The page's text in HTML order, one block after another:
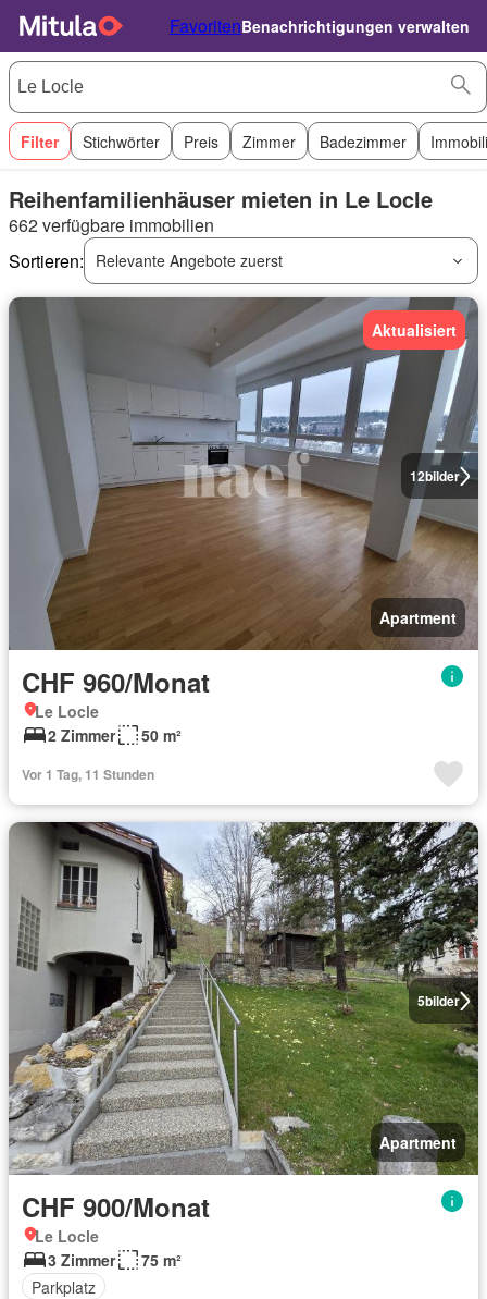
FavoritenBenachrichtigungen verwalten
Filter Stichwörter Preis Zimmer Badezimmer
Reihenfamilienhäuser mieten in Le Locle
662 verfügbare immobilien
Sortieren:
Relevante Angebote zuerst
12bilder
Aktualisiert
Apartment
CHF 960/Monat
Le Locle
2 Zimmer
50 m²
Vor 1 Tag, 11 Stunden
5bilder
Apartment
CHF 900/Monat
Le Locle
3 Zimmer
75 m²
Parkplatz